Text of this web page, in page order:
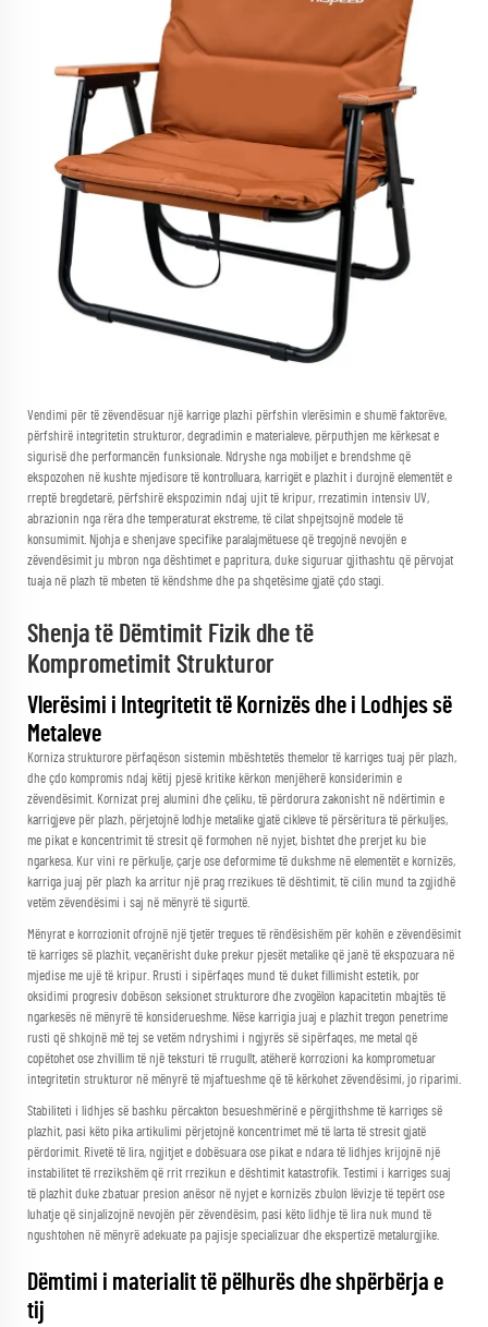
Vendimi për të zëvendësuar një karrige plazhi përfshin vlerësimin e shumë faktorëve,
përfshirë integritetin strukturor, degradimin e materialeve, përputhjen me kërkesat e
sigurisë dhe performancën funksionale. Ndryshe nga mobiljet e brendshme që
ekspozohen në kushte mjedisore të kontrolluara, karrigët e plazhit i durojnë elementët e
rreptë bregdetarë, përfshirë ekspozimin ndaj ujit të kripur, rrezatimin intensiv UV,
abrazionin nga rëra dhe temperaturat ekstreme, të cilat shpejtsojnë modele të
konsumimit. Njohja e shenjave specifike paralajmëtuese që tregojnë nevojën e
zëvendësimit ju mbron nga dështimet e papritura, duke siguruar gjithashtu që përvojat
tuaja në plazh të mbeten të këndshme dhe pa shqetësime gjatë çdo stagi.
Shenja të Dëmtimit Fizik dhe të
Komprometimit Strukturor
Vlerësimi i Integritetit të Kornizës dhe i Lodhjes së
Metaleve
Korniza strukturore përfaqëson sistemin mbështetës themelor të karriges tuaj për plazh,
dhe çdo kompromis ndaj këtij pjesë kritike kërkon menjëherë konsiderimin e
zëvendësimit. Kornizat prej alumini dhe çeliku, të përdorura zakonisht në ndërtimin e
karrigjeve për plazh, përjetojnë lodhje metalike gjatë cikleve të përsëritura të përkuljes,
me pikat e koncentrimit të stresit që formohen në nyjet, bishtet dhe prerjet ku bie
ngarkesa. Kur vini re përkulje, çarje ose deformime të dukshme në elementët e kornizës,
karriga juaj për plazh ka arritur një prag rrezikues të dështimit, të cilin mund ta zgjidhë
vetëm zëvendësimi i saj në mënyrë të sigurtë.
Mënyrat e korrozionit ofrojnë një tjetër tregues të rëndësishëm për kohën e zëvendësimit
të karriges së plazhit, veçanërisht duke prekur pjesët metalike që janë të ekspozuara në
mjedise me ujë të kripur. Rrusti i sipërfaqes mund të duket fillimisht estetik, por
oksidimi progresiv dobëson seksionet strukturore dhe zvogëlon kapacitetin mbajtës të
ngarkesës në mënyrë të konsiderueshme. Nëse karrigia juaj e plazhit tregon penetrime
rusti që shkojnë më tej se vetëm ndryshimi i ngjyrës së sipërfaqes, me metal që
copëtohet ose zhvillim të një teksturi të rrugullt, atëherë korrozioni ka komprometuar
integritetin strukturor në mënyrë të mjaftueshme që të kërkohet zëvendësimi, jo riparimi.
Stabiliteti i lidhjes së bashku përcakton besueshmërinë e përgjithshme të karriges së
plazhit, pasi këto pika artikulimi përjetojnë koncentrimet më të larta të stresit gjatë
përdorimit. Rivetë të lira, ngjitjet e dobësuara ose pikat e ndara të lidhjes krijojnë një
instabilitet të rrezikshëm që rrit rrezikun e dështimit katastrofik. Testimi i karriges suaj
të plazhit duke zbatuar presion anësor në nyjet e kornizës zbulon lëvizje të tepërt ose
luhatje që sinjalizojnë nevojën për zëvendësim, pasi këto lidhje të lira nuk mund të
ngushtohen në mënyrë adekuate pa pajisje specializuar dhe ekspertizë metalurgjike.
Dëmtimi i materialit të pëlhurës dhe shpërbërja e
tij